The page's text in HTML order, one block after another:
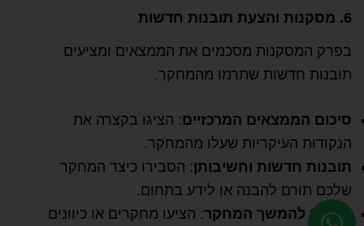
6. מסקנות והצעת תובנות חדשות
בפרק המסקנות מסכמים את הממצאים ומציעים
תובנות חדשות שתרמו מהמחקר.
סיכום הממצאים המרכזיים: הציגו בקצרה את
הנקודות העיקריות שעלו מהמחקר.
תובנות חדשות וחשיבותן: הסבירו כיצד המחקר
שלכם תורם להבנה או לידע בתחום.
הצעות להמשך המחקר: הציעו מחקרים או כיוונים